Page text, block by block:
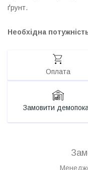
ґрунт.
Необхідна
Оплата
Замовити